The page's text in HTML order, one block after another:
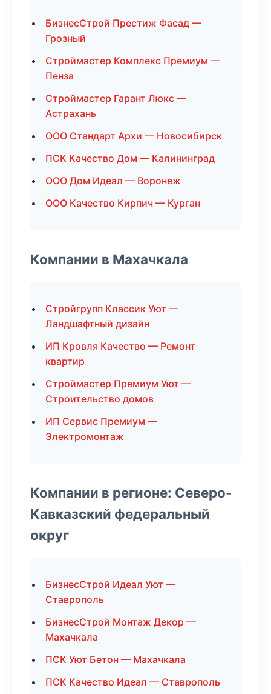
БизнесСтрой Престиж Фасад —
Грозный
Строймастер Комплекс Премиум —
Пенза
Строймастер Гарант Люкс —
Астрахань
ООО Стандарт Архи — Новосибирск
ПСК Качество Дом — Калининград
ООО Дом Идеал — Воронеж
ООО Качество Кирпич — Курган
Компании в Махачкала
Стройгрупп Классик Уют —
Ландшафтный дизайн
ИП Кровля Качество — Ремонт
квартир
Строймастер Премиум Уют —
Строительство домов
ИП Сервис Премиум —
Электромонтаж
Компании в регионе: Северо-
Кавказский федеральный
округ
БизнесСтрой Идеал Уют —
Ставрополь
БизнесСтрой Монтаж Декор —
Махачкала
ПСК Уют Бетон — Махачкала
ПСК Качество Идеал — Ставрополь